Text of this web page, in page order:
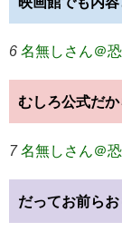
6 名無しさん＠
むしろ公式だ
7 名無しさん＠
だってお前ら